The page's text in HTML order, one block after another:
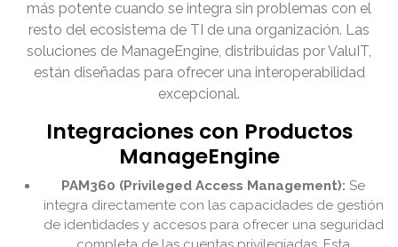
más potente cuando se integra sin problemas con el
resto del ecosistema de TI de una organización. Las
soluciones de ManageEngine, distribuidas por ValuIT,
están diseñadas para ofrecer una interoperabilidad
excepcional.
Integraciones con Productos
ManageEngine
PAM360 (Privileged Access Management): Se
integra directamente con las capacidades de gestión
de identidades y accesos para ofrecer una seguridad